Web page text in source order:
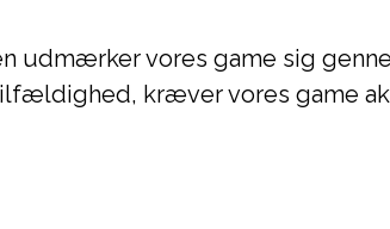
udmærker vores game sig
kræver vores game